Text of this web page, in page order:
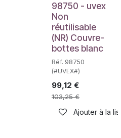
98750 - uvex
Non
réutilisable
(NR) Couvre-
bottes blanc
Réf. 98750
(#UVEX#)
99,12 €
103,25€
Ajouter à la